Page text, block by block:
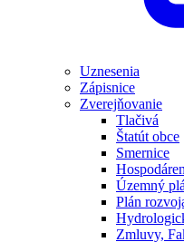
Uznesenia
Zápisnice
Zverejňovanie
Tlačivá
Štatút obce
Smernice
Územný
Plán
Zmluvy,